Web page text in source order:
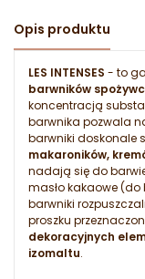
Opis produktu
LES INTENSES - to
barwników
koncentracją
barwnika pozwala
barwniki doskonale
makaroników,
nadają się do
masło kakaowe
barwniki
proszku
dekoracyjnych
izomaltu.